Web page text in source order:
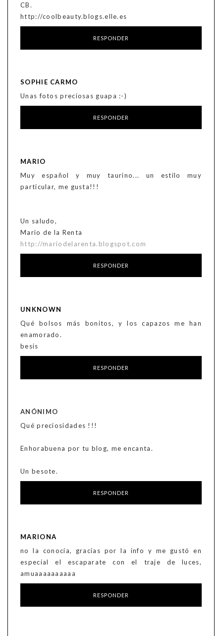
CB.
http://coolbeauty.blogs.elle.es
RESPONDER
SOPHIE CARMO
Unas fotos preciosas guapa :-)
RESPONDER
MARIO
Muy español y muy taurino... un estilo muy
particular, me gusta!!!
Un saludo,
Mario de la Renta
http://mariodelarenta.blogspot.com
RESPONDER
UNKNOWN
Qué bolsos más bonitos, y los capazos me han
enamorado.
besis
RESPONDER
ANÓNIMO
Qué preciosidades !!!
Enhorabuena por tu blog, me encanta.
Un besote.
RESPONDER
MARIONA
no la conocía, gracias por la info y me gustó en
especial el escaparate con el traje de luces,
amuaaaaaaaaaa
RESPONDER